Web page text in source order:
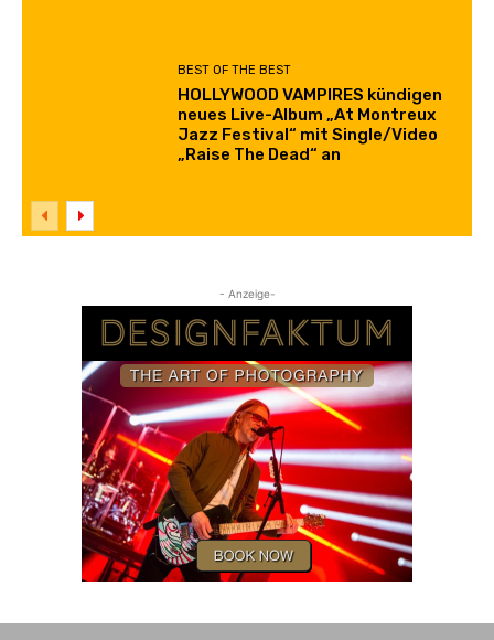
BEST OF THE BEST
HOLLYWOOD VAMPIRES kündigen
neues Live-Album „At Montreux
Jazz Festival“ mit Single/Video
„Raise The Dead“ an
- Anzeige-